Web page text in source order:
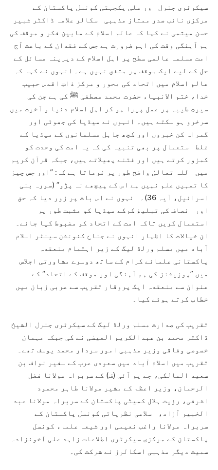
سیکرٹری جنرل اور ملی یکجہتی کونسل پاکستان کے
مرکزی نائب صدر ممتاز مذہبی اسکالر علامہ ڈاکٹر شبیر
حسن میثمی نے کہا کہ عالم اسلام کے مابین فکر و موقف کی
ہم آہنگی وقت کی اہم ضرورت ہے جس کے فقدان کے باعث آج
امت مسلمہ عالمی سطح پر اہل اسلام کے دیرینہ مسائل کے
حل کے لیے ایک موقف پر متفق نہیں ہے۔ انہوں نے کہا کہ
عالم اسلام میں اتحاد کی محور و مرکز ذاتِ اقدس حبیب
خدا، ختم الانبیاء حضرت محمد مصطفیٰ ﷺ کی ہے جن کی
سیرتِ طیبہ پر عمل پیرا ہو کر اہل اسلام دنیا و آخرت میں
سرخرو ہو سکتے ہیں۔ انہوں نے میڈیا کی جھوٹی اور
گمراہ کن خبروں اور کچھ جاہل مسلمانوں کے میڈیا کے
غلط استعمال پر بھی تنبیہ کی کہ یہ امت کی وحدت کو
کمزور کرتے ہیں اور فتنے پھیلاتے ہیں، جبکہ قرآن کریم
میں اللہ تعالیٰ واضح طور پر فرماتا ہے کہ: ”اور جس چیز
کا تمہیں علم نہیں ہے اس کے پیچھے نہ پڑو“ (سورہ بنی
اسرائیل، آیہ 36)۔ انہوں نے اس بات پر زور دیا کہ حق
اور انصاف کی تبلیغ کرکے میڈیا کو مثبت طور پر
استعمال کریں تاکہ امت کے اتحاد کو مضبوط کیا جائے۔
ان خیالات کا اظہار انہوں نے جناح کنونشن سینٹر اسلام
آباد میں مسلم ورلڈ لیگ کے زیر اہتمام منعقدہ
پاکستانی علمائے کرام کے ساتھ دوسرے مشاورتی اجلاس
میں ”پوزیشنز کی ہم آہنگی اور موقف کے اتحاد“ کے
عنوان سے منعقدہ ایک پروقار تقریب سے عربی زبان میں
خطاب کرتے ہوئے کیا۔
تقریب کی صدارت مسلم ورلڈ لیگ کے سیکرٹری جنرل الشیخ
ڈاکٹر محمد بن عبدالکریم العیسٰی نے کی جبکہ مہمان
خصوصی وفاقی وزیر مذہبی امور سردار محمد یوسف تھے۔
تقریب میں اسلام آباد میں سعودی عرب کے سفیر نواف بن
سعید المالکی، جے یو آئی (ف) کے سربراہ مولانا فضل
الرحمان، وزیر اعظم کے مشیر مولانا طاہر محمود
اشرفی، رؤیت ہلال کمیٹی پاکستان کے سربراہ مولانا عبد
الخبیر آزاد، اسلامی نظریاتی کونسل پاکستان کے
سربراہ مولانا راغب نعیمی اور شیعہ علماء کونسل
پاکستان کے مرکزی سیکرٹری اطلاعات زاہد علی آخونزادہ
سمیت دیگر مذہبی اسکالرز نے شرکت کی۔